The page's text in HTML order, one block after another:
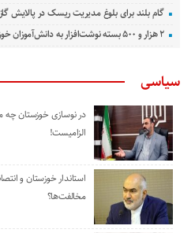
گام بلند برای بلوغ مدیریت ریسک در پالایش
۲ هزار و ۵۰۰ بسته نوشت‌افزار به دانش‌آموزان خوزستان رسید
سیاسی
در نوسازی خوزستان چه
الزامیست!
استاندار خوزستان و
مخالفت‌ها؟